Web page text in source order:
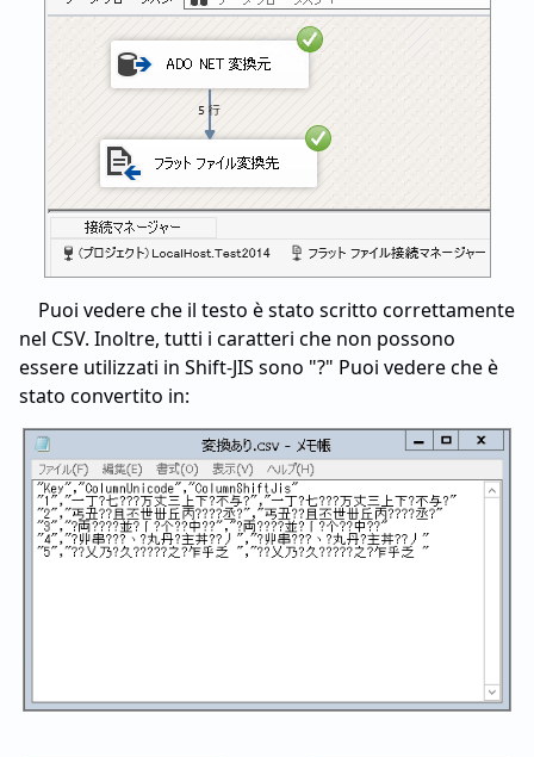
Puoi vedere che il testo è stato scritto correttamente
nel CSV. Inoltre, tutti i caratteri che non possono
essere utilizzati in Shift-JIS sono "?" Puoi vedere che è
stato convertito in: